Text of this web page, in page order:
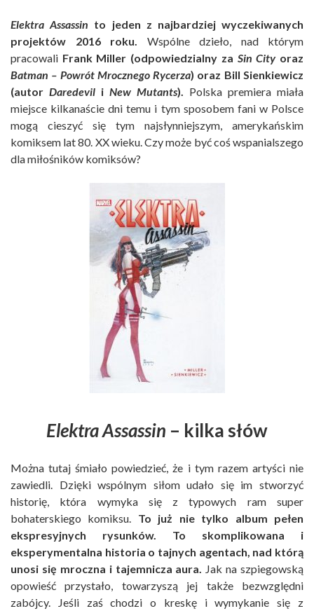
Elektra Assassin to jeden z najbardziej wyczekiwanych
projektów 2016 roku. Wspólne dzieło, nad którym
pracowali Frank Miller (odpowiedzialny za Sin Cityoraz
Batman – Powrót Mrocznego Rycerza) oraz Bill Sienkiewicz
(autor Daredevil i New Mutants). Polska premiera miała
miejsce kilkanaście dni temu i tym sposobem fani w Polsce
mogą cieszyć się tym najsłynniejszym, amerykańskim
komiksem lat 80. XX wieku. Czy może być coś wspanialszego
dla miłośników komiksów?
Elektra Assassin – kilka słów
Można tutaj śmiało powiedzieć, że i tym razem artyści nie
zawiedli. Dzięki wspólnym siłom udało się im stworzyć
historię, która wymyka się z typowych ram super
bohaterskiego komiksu. To już nie tylko album pełen
ekspresyjnych rysunków. To skomplikowana i
eksperymentalna historia o tajnych agentach, nad którą
unosi się mroczna i tajemnicza aura.
Jak na szpiegowską
opowieść przystało, towarzyszą jej także bezwzględni
zabójcy. Jeśli zaś chodzi o kreskę i wymykanie się z